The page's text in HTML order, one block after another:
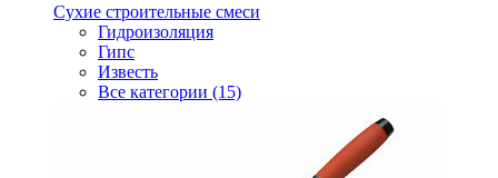
Сухие строительные смеси
Гидроизоляция
Гипс
Известь
Все категории (15)